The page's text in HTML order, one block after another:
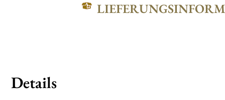
Details